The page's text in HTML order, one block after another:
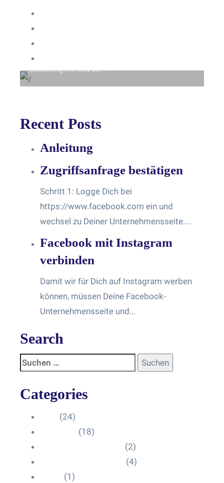
Beyond the tree line
adipiscing elit sed do...
Recent Posts
Anleitung
Zugriffsanfrage bestätigen
Schritt 1: Logge Dich bei
https://www.facebook.com ein und
wechsel zu Deiner Unternehmensseite....
Facebook mit Instagram
verbinden
Damit wir für Dich auf Instagram werben
können, müssen Deine Facebook-
Unternehmensseite und...
Search
Categories
(24)
(18)
(2)
(4)
(1)